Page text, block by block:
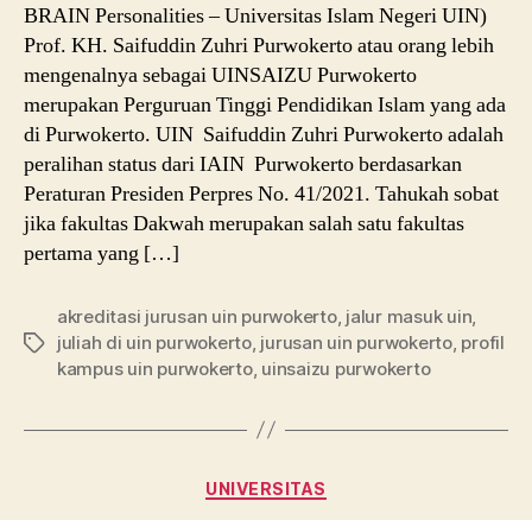
BRAIN Personalities – Universitas Islam Negeri UIN)
Prof. KH. Saifuddin Zuhri Purwokerto atau orang lebih
mengenalnya sebagai UINSAIZU Purwokerto
merupakan Perguruan Tinggi Pendidikan Islam yang ada
di Purwokerto. UIN Saifuddin Zuhri Purwokerto adalah
peralihan status dari IAIN Purwokerto berdasarkan
Peraturan Presiden Perpres No. 41/2021. Tahukah sobat
jika fakultas Dakwah merupakan salah satu fakultas
pertama yang […]
Tags
akreditasi jurusan uin purwokerto, jalur masuk uin
juliah di uin purwokerto, jurusan uin purwokerto, profil
kampus uin purwokerto, uinsaizu purwokerto
Categories
UNIVERSITAS